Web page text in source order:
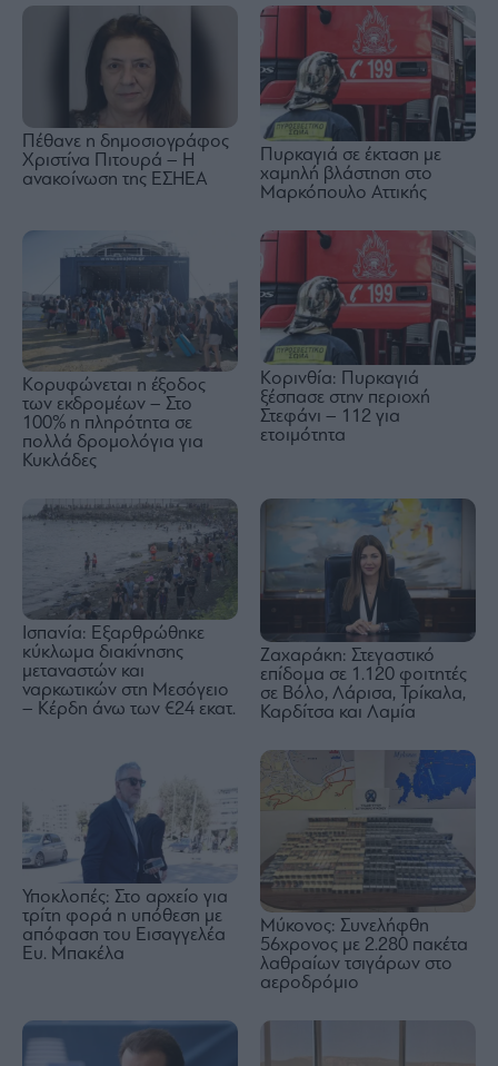
Πέθανε η δημοσιογράφος
Χριστίνα Πιτουρά – Η
ανακοίνωση της ΕΣΗΕΑ
Πυρκαγιά σε έκταση με
χαμηλή βλάστηση στο
Μαρκόπουλο Αττικής
Κορυφώνεται η έξοδος
των εκδρομέων – Στο
100% η πληρότητα σε
πολλά δρομολόγια για
Κυκλάδες
Κορινθία: Πυρκαγιά
ξέσπασε στην περιοχή
Στεφάνι – 112 για
ετοιμότητα
Ισπανία: Εξαρθρώθηκε
κύκλωμα διακίνησης
μεταναστών και
ναρκωτικών στη Μεσόγειο
– Κέρδη άνω των €24 εκατ.
Ζαχαράκη: Στεγαστικό
επίδομα σε 1.120 φοιτητές
σε Βόλο, Λάρισα, Τρίκαλα,
Καρδίτσα και Λαμία
Υποκλοπές: Στο αρχείο για
τρίτη φορά η υπόθεση με
απόφαση του Εισαγγελέα
Ευ. Μπακέλα
Μύκονος: Συνελήφθη
56χρονος με 2.280 πακέτα
λαθραίων τσιγάρων στο
αεροδρόμιο